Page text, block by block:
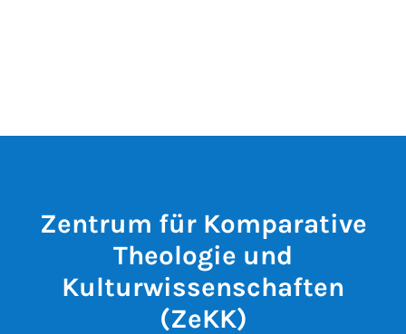
Zentrum für Komparative
Theologie und
Kulturwissenschaften
(ZeKK)